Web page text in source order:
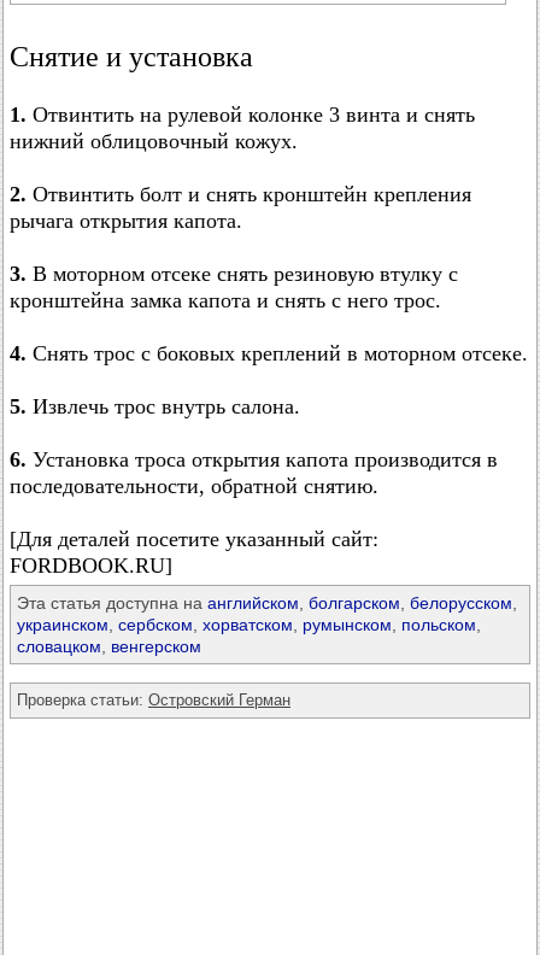
Снятие и установка
1. Отвинтить на рулевой колонке 3 винта и снять
нижний облицовочный кожух.
2. Отвинтить болт и снять кронштейн крепления
рычага открытия капота.
3. В моторном отсеке снять резиновую втулку с
кронштейна замка капота и снять с него трос.
4. Снять трос с боковых креплений в моторном отсеке.
5. Извлечь трос внутрь салона.
6. Установка троса открытия капота производится в
последовательности, обратной снятию.
[Для деталей посетите указанный сайт:
FORDBOOK.RU]
Эта статья доступна на английском болгарском белорусском
украинском сербском хорватском румынском польском
словацком
венгерском
Проверка статьи: Островский Герман